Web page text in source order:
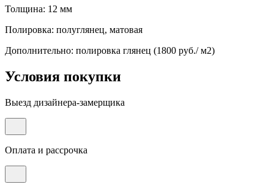
Толщина: 12 мм
Полировка: полуглянец, матовая
Дополнительно: полировка глянец (1800 руб./ м2)
Условия покупки
Выезд дизайнера-замерщика
Оплата и рассрочка